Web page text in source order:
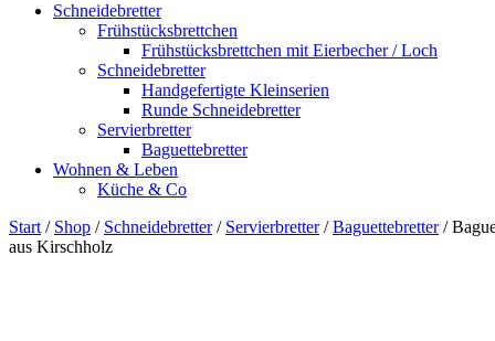
Schneidebretter
Frühstücksbrettchen
Frühstücksbrettchen mit Eierbecher / Loch
Schneidebretter
Handgefertigte Kleinserien
Runde Schneidebretter
Servierbretter
Baguettebretter
Wohnen & Leben
Küche & Co
Start / Shop / Schneidebretter/ Servierbretter/Baguettebretter/
aus Kirschholz